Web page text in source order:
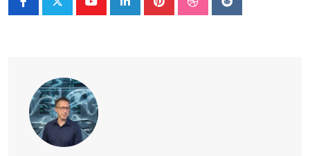
YoutubeLinkedInPinterestStumbleUpon
Reddit